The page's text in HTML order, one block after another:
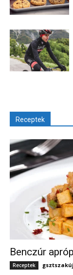
Receptek
Benczúr
Receptek